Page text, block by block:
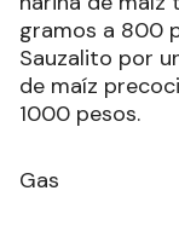
gramos a 800
Sauzalito por
de maíz
1000 pesos.
Gas